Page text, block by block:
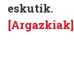
eskutik.
[Argazkiak]